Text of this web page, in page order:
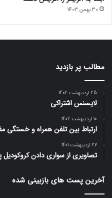
30 بهمن 1403
مطالب پر بازدید
25 اردیبهشت 1402
لایسنس اشتراکی
10 اردیبهشت 1402
ارتباط بین تلفن همراه و خستگی
27 اردیبهشت 1401
تصاویری از سواری دادن کروکودیل
آخرین پست های بازبینی شده